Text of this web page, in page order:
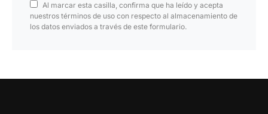
Al marcar esta casilla, confirma que ha leído y acepta
nuestros términos de uso con respecto al almacenamiento de
los datos enviados a través de este formulario.